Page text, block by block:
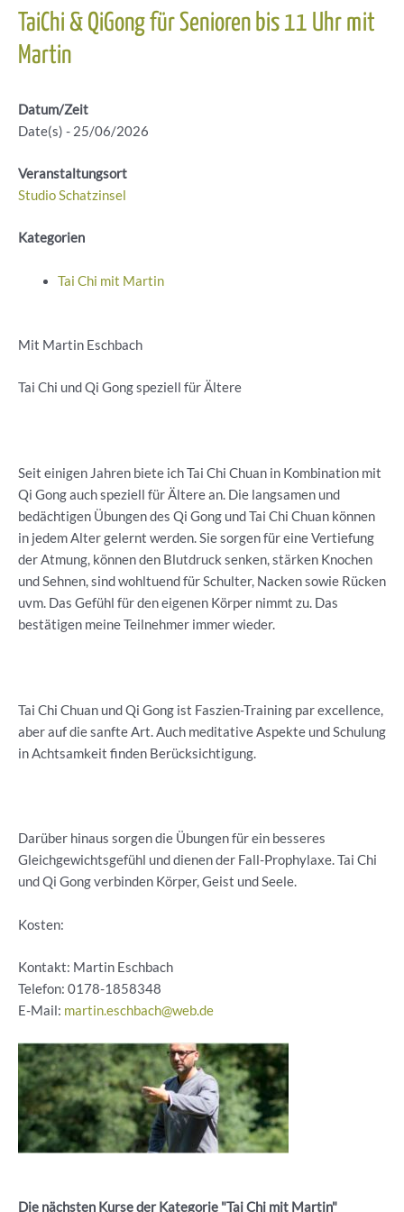
TaiChi & QiGong für Senioren bis 11 Uhr mit
Martin
Datum/Zeit
Date(s) - 25/06/2026
Veranstaltungsort
Studio Schatzinsel
Kategorien
Tai Chi mit Martin
Mit Martin Eschbach
Tai Chi und Qi Gong speziell für Ältere
Seit einigen Jahren biete ich Tai Chi Chuan in Kombination mit
Qi Gong auch speziell für Ältere an. Die langsamen und
bedächtigen Übungen des Qi Gong und Tai Chi Chuan können
in jedem Alter gelernt werden. Sie sorgen für eine Vertiefung
der Atmung, können den Blutdruck senken, stärken Knochen
und Sehnen, sind wohltuend für Schulter, Nacken sowie Rücken
uvm. Das Gefühl für den eigenen Körper nimmt zu. Das
bestätigen meine Teilnehmer immer wieder.
Tai Chi Chuan und Qi Gong ist Faszien-Training par excellence,
aber auf die sanfte Art. Auch meditative Aspekte und Schulung
in Achtsamkeit finden Berücksichtigung.
Darüber hinaus sorgen die Übungen für ein besseres
Gleichgewichtsgefühl und dienen der Fall-Prophylaxe. Tai Chi
und Qi Gong verbinden Körper, Geist und Seele.
Kosten:
Kontakt: Martin Eschbach
Telefon: 0178-1858348
E-Mail: martin.eschbach@web.de
Die nächsten Kurse der Kategorie "Tai Chi mit Martin"